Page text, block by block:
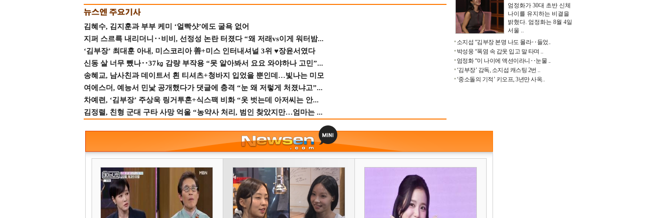
김혜수, 김지훈과 부부 케미 ‘얼빡샷’에도 굴욕 없어
지퍼 스르륵 내리더니‥비비, 선정성 논란 터졌다 “왜 저래vs이게 워터밤...
‘김부장’ 최대훈 아내, 미스코리아 善+미스 인터내셔널 3위 ♥장윤서였다
신동 살 너무 뺐나‥37㎏ 감량 부작용 “못 알아봐서 요요 와야하나 고민”...
송혜교, 남사친과 데이트서 흰 티셔츠+청바지 입었을 뿐인데…빛나는 미모
여에스더, 예능서 민낯 공개했다가 댓글에 충격 “눈 왜 저렇게 처졌냐고”...
차예련, ‘김부장’ 주상욱 링거투혼+식스팩 비화 “옷 벗는데 아저씨는 안...
김정렬, 친형 군대 구타 사망 억울 “농약사 처리, 범인 찾았지만…엄마는 ...
엄정화가 30대 초반 신체
나이를 유지하는 비결을
밝혔다. 엄정화는 8월 4일
서울 ..
소지섭 “김부장 본명 나도 몰라‥들었..
박성웅 “폭염 속 갑옷 입고 말 타며 ..
엄정화 “이 나이에 액션이라니‥눈물 ..
‘김부장’ 감독, 소지섭 캐스팅 2번 ..
‘중소돌의 기적’ 키오프, 3년만 사옥..